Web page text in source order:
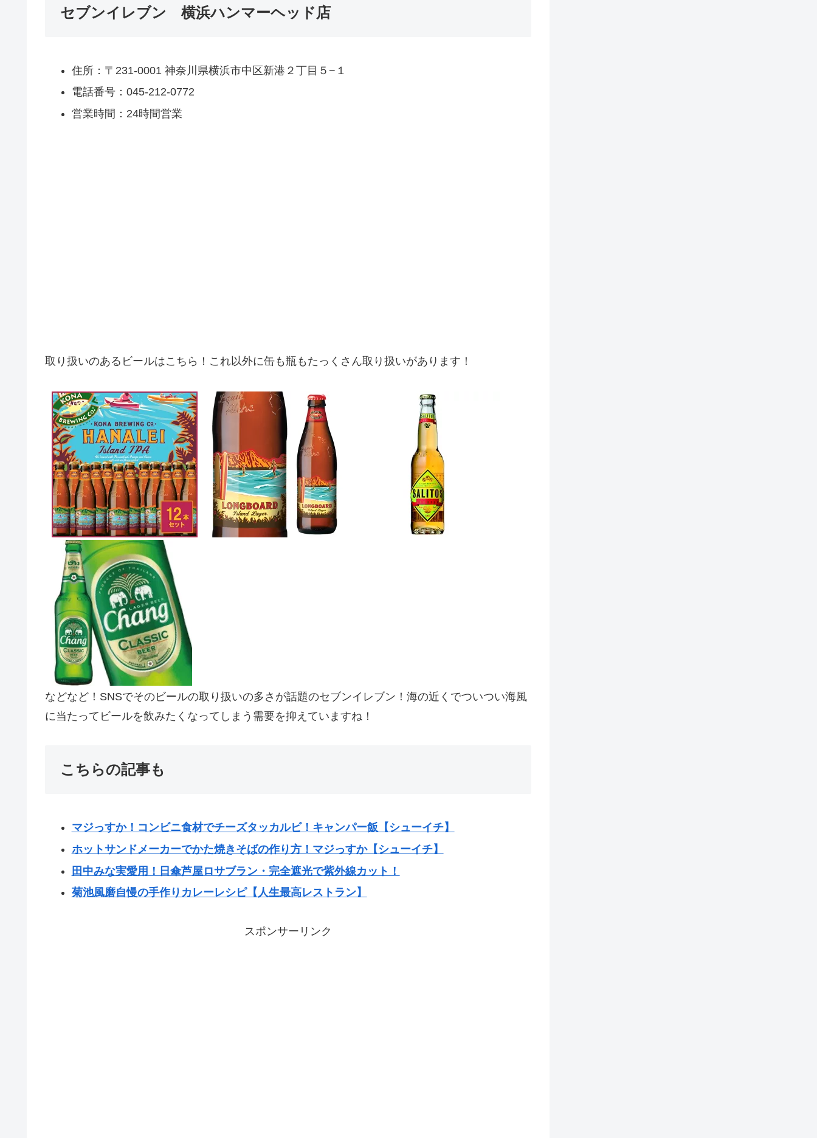
セブンイレブン 横浜ハンマーヘッド店
住所：〒231-0001 神奈川県横浜市中区新港２丁目５−１
電話番号：045-212-0772
営業時間：24時間営業
取り扱いのあるビールはこちら！これ以外に缶も瓶もたっくさん取り扱いがあります！
などなど！SNSでそのビールの取り扱いの多さが話題のセブンイレブン！海の近くでついつい海風
に当たってビールを飲みたくなってしまう需要を抑えていますね！
こちらの記事も
マジっすか！コンビニ食材でチーズタッカルビ！キャンパー飯【シューイチ】
ホットサンドメーカーでかた焼きそばの作り方！マジっすか【シューイチ】
田中みな実愛用！日傘芦屋ロサブラン・完全遮光で紫外線カット！
菊池風磨自慢の手作りカレーレシピ【人生最高レストラン】
スポンサーリンク